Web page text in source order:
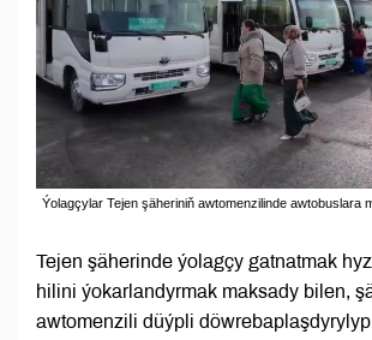
Ýolagçylar Tejen şäheriniň awtomenzilinde awtobuslara
Tejen şäherinde ýolagçy gatnatmak
hilini ýokarlandyrmak maksady bilen,
awtomenzili düýpli